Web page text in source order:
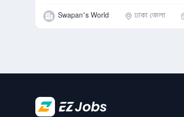
Swapan's World ঢাকা জেলা